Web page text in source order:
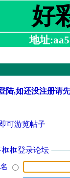
好
地址
陆,如还没注册请
可游览帖子
框框登录论坛